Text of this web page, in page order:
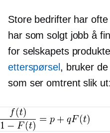
Store bedrifter har
har som solgt jobb å
for selskapets
etterspørsel , bruker
som ser omtrent slik ut: